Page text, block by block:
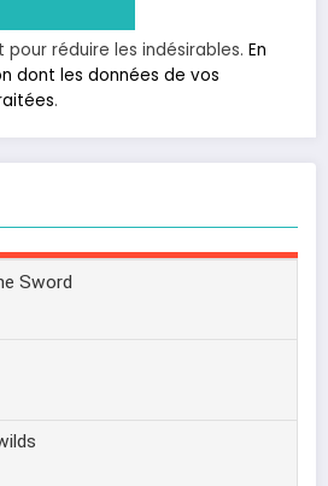
réduire les indésirables. En
dont les données de vos
.